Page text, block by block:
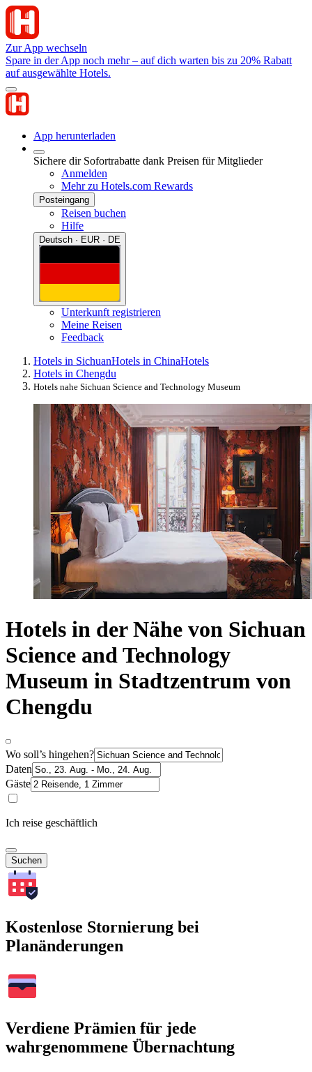
Zur App wechseln
Spare in der App noch mehr – auf dich warten bis zu 20% Rabatt
auf ausgewählte Hotels.
App herunterladen
Sichere dir Sofortrabatte dank Preisen für Mitglieder
Anmelden
Mehr zu Hotels.com Rewards
Posteingang
Reisen buchen
Hilfe
Deutsch · EUR · DE
Unterkunft registrieren
Meine Reisen
Feedback
Hotels in SichuanHotels in ChinaHotels
Hotels in Chengdu
Hotels nahe Sichuan Science and Technology Museum
Hotels in der Nähe von Sichuan
Science and Technology
Museum in Stadtzentrum von
Chengdu
Wo soll’s hingehen?
Daten
Gäste
Ich reise geschäftlich
Suchen
Kostenlose Stornierung bei
Planänderungen
Verdiene Prämien für jede
wahrgenommene Übernachtung